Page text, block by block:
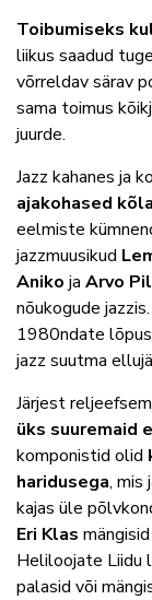
Toibumiseks
liikus saadud
võrreldav särav
sama toimus
juurde.
Jazz kahanes ja
ajakohased
eelmiste
jazzmuusikud
Aniko ja Arvo
nõukogude
1980ndate
jazz suutma
Järjest
üks suuremaid
komponistid olid
haridusega, mis
kajas üle
Eri Klas
Heliloojate Liidu
palasid või